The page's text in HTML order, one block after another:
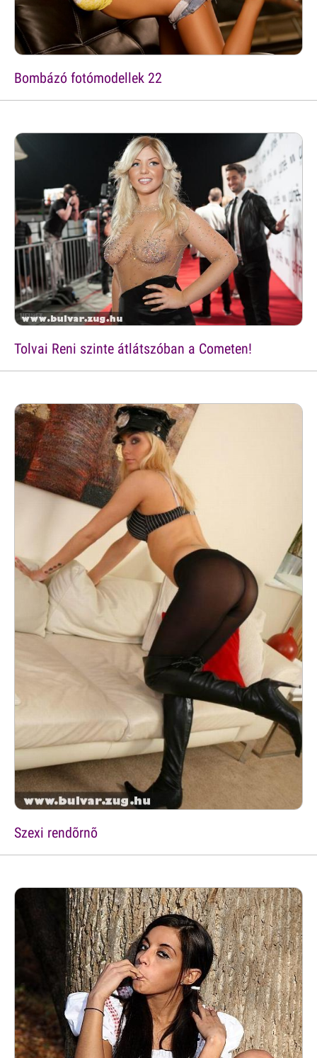
Bombázó fotómodellek 22
Tolvai Reni szinte átlátszóban a Cometen!
Szexi rendõrnõ